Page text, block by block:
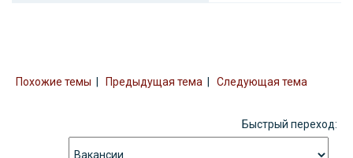
Похожие темы Предыдущая тема Следующая тема
Быстрый переход: